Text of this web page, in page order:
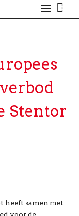
0
Stentor
heeft samen met
voor de